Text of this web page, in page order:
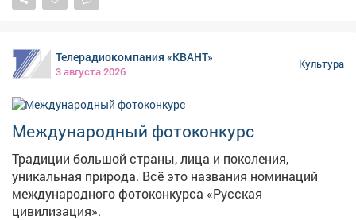
Телерадиокомпания «КВАНТ»
3 августа 2026
Культура
Международный фотоконкурс
Традиции большой страны, лица и поколения,
уникальная природа. Всё это названия номинаций
международного фотоконкурса «Русская
цивилизация».